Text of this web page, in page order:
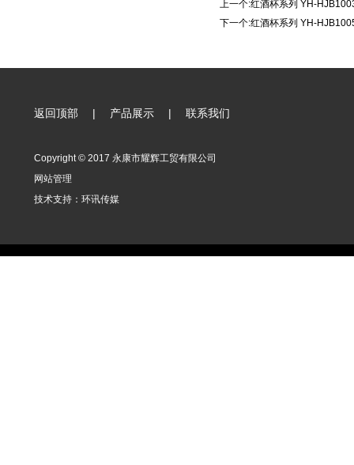
上一个:红酒杯系列 YH-
下一个:红酒杯系列 YH-
返回顶部 | 产品展示 | 联系我们
Copyright © 2017 永康市耀辉工贸有限公司
网站管理
技术支持： 环讯传媒